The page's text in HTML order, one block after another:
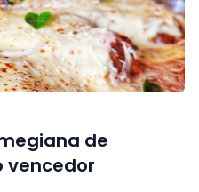
de
vencedor